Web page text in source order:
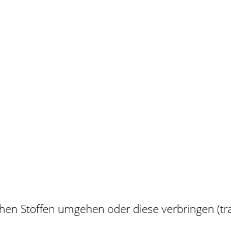
Stoffen umgehen oder diese verbringen